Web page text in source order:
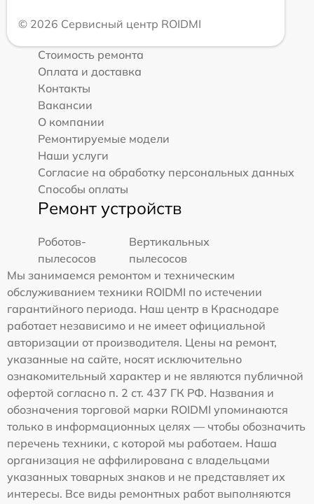
© 2026 Сервисный центр ROIDMI
Стоимость ремонта
Оплата и доставка
Контакты
Вакансии
О компании
Ремонтируемые модели
Наши услуги
Согласие на обработку персональных данных
Способы оплаты
Ремонт устройств
Роботов-
пылесосов
Вертикальных
пылесосов
Мы занимаемся ремонтом и техническим
обслуживанием техники ROIDMI по истечении
гарантийного периода. Наш центр в Краснодаре
работает независимо и не имеет официальной
авторизации от производителя. Цены на ремонт,
указанные на сайте, носят исключительно
ознакомительный характер и не являются публичной
офертой согласно п. 2 ст. 437 ГК РФ. Названия и
обозначения торговой марки ROIDMI упоминаются
только в информационных целях — чтобы обозначить
перечень техники, с которой мы работаем. Наша
организация не аффилирована с владельцами
указанных товарных знаков и не представляет их
интересы. Все виды ремонтных работ выполняются